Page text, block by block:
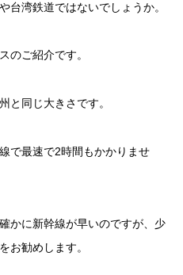
台湾鉄道ではないでしょうか。
のご紹介です。
と同じ大きさです。
で最速で2時間もかかりませ
かに新幹線が早いのですが、少
お勧めします。